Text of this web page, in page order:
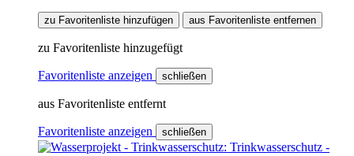
zu Favoritenliste hinzufügen aus Favoritenliste entfernen
zu Favoritenliste hinzugefügt
Favoritenliste anzeigen schließen
aus Favoritenliste entfernt
Favoritenliste anzeigen schließen